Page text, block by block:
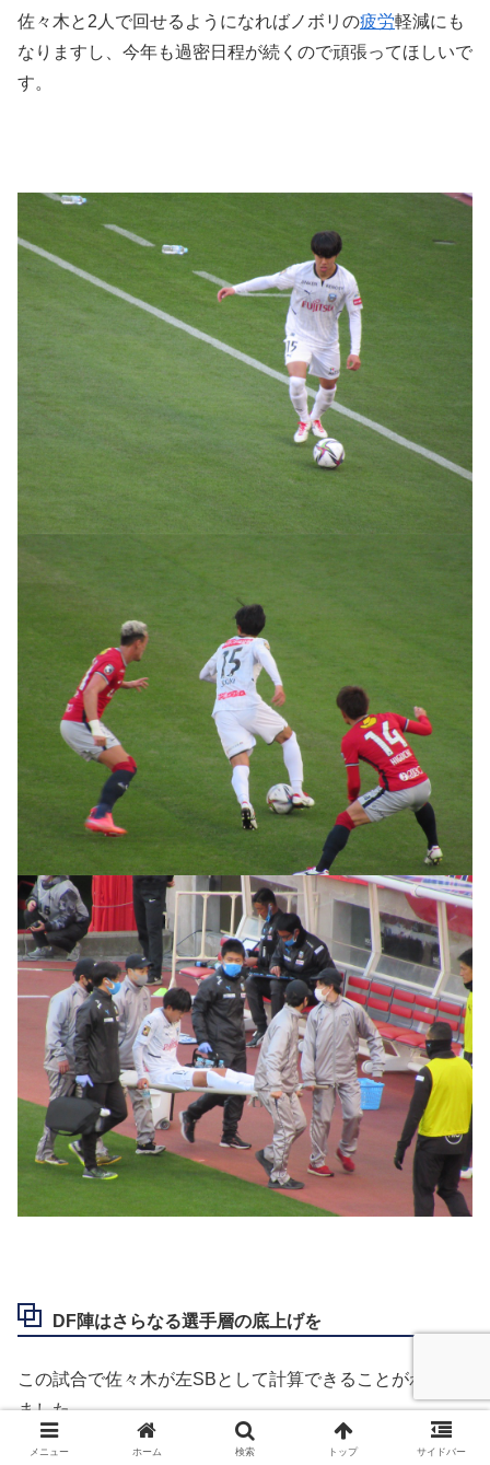
佐々木と2人で回せるようになればノボリの疲労軽減にも
なりますし、今年も過密日程が続くので頑張ってほしいで
す。
DF陣はさらなる選手層の底上げを
この試合で佐々木が左SBとして計算できることがわかり
ました。
メニュー ホーム 検索 トップ サイドバー